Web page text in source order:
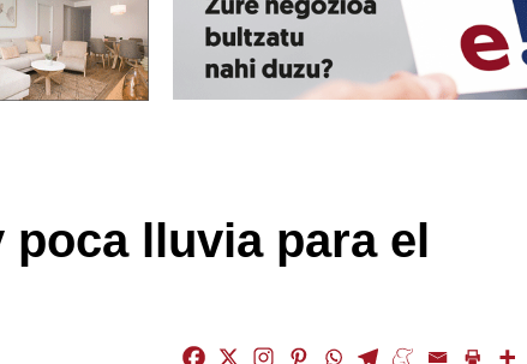
lluvia para el